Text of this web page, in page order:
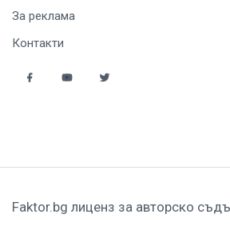
За реклама
Контакти
Faktor.bg лиценз за авторско